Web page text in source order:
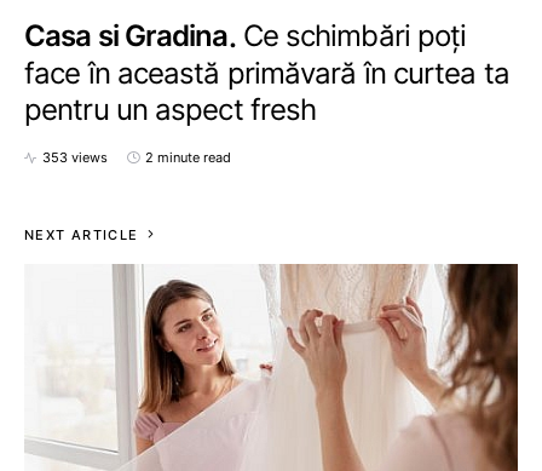
Casa si Gradina Ce schimbări poți
face în această primăvară în curtea ta
pentru un aspect fresh
353 views 2 minute read
NEXT ARTICLE